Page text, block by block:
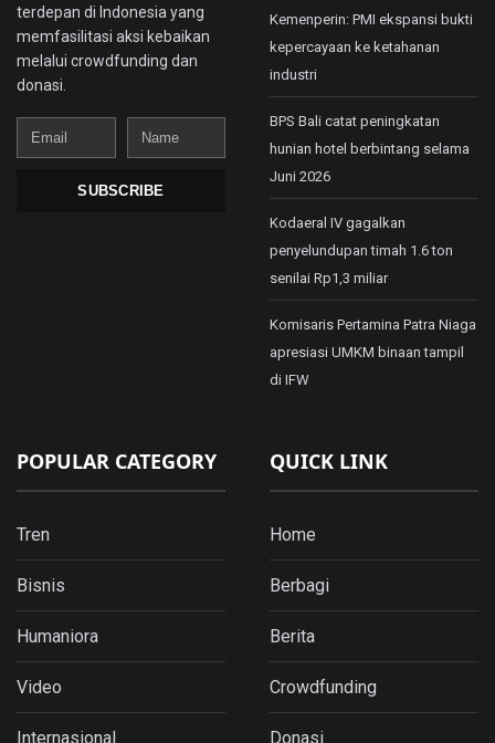
terdepan di Indonesia yang
memfasilitasi aksi kebaikan
melalui crowdfunding dan
donasi.
Email
Name
SUBSCRIBE
Kemenperin: PMI ekspansi bukti
kepercayaan ke ketahanan
industri
BPS Bali catat peningkatan
hunian hotel berbintang selama
Juni 2026
Kodaeral IV gagalkan
penyelundupan timah 1.6 ton
senilai Rp1,3 miliar
Komisaris Pertamina Patra Niaga
apresiasi UMKM binaan tampil
di IFW
POPULAR CATEGORY
Tren
Bisnis
Humaniora
Video
Internasional
QUICK LINK
Home
Berbagi
Berita
Crowdfunding
Donasi